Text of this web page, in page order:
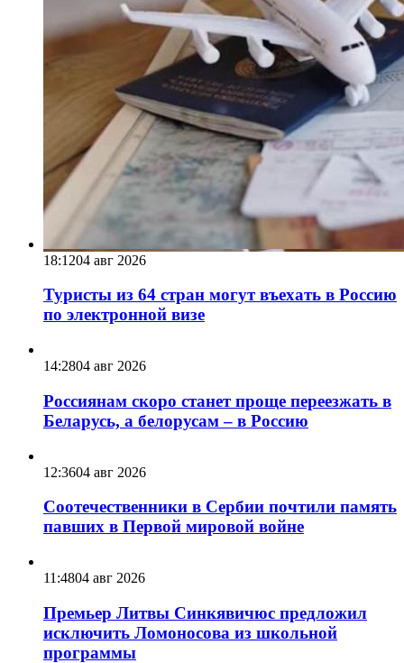
18:1204 авг 2026
Туристы из 64 стран могут въехать в Россию
по электронной визе
14:2804 авг 2026
Россиянам скоро станет проще переезжать в
Беларусь, а белорусам – в Россию
12:3604 авг 2026
Соотечественники в Сербии почтили память
павших в Первой мировой войне
11:4804 авг 2026
Премьер Литвы Синкявичюс предложил
исключить Ломоносова из школьной
программы